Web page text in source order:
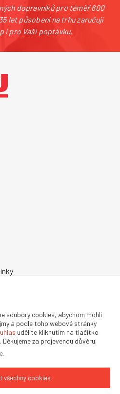
dopravníků pro téměř 600
let působení na trhu zaručují
i pro Vaši poptávku.
soubory cookies, abychom mohli
a podle toho webové stránky
udělíte kliknutím na tlačítko
za projevenou důvěru.
.
všechny cookies